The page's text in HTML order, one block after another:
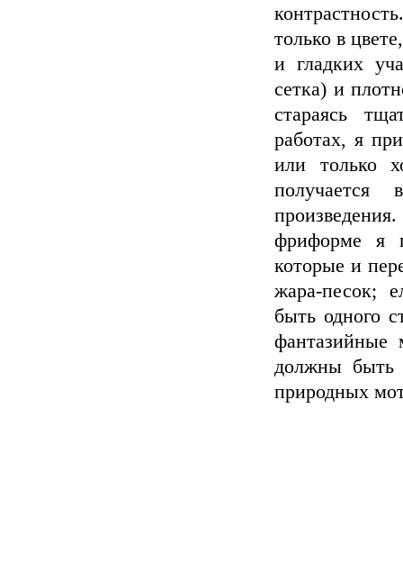
только в
и гладких
сетка) и
стараясь
работах, я
или только
фриформе я
которые и
жара-песок;
быть одного
фантазийные
должны быть
природных